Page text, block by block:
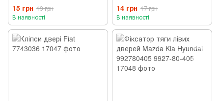
15 грн 19 грн
В наявності
14 грн 17 грн
В наявності